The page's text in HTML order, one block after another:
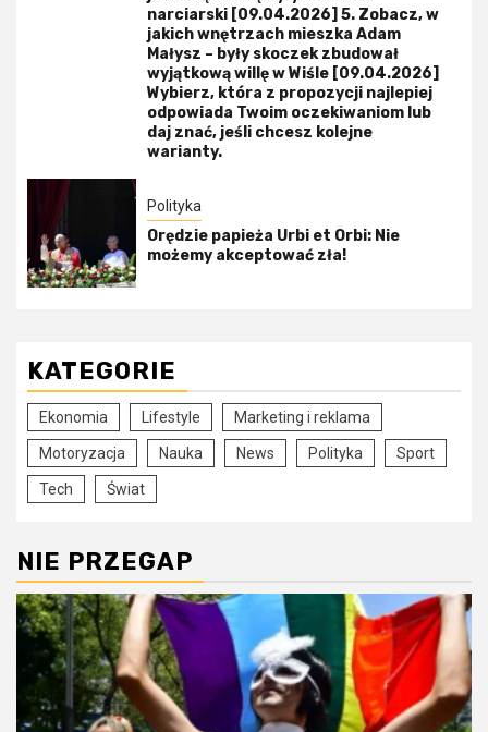
narciarski [09.04.2026] 5. Zobacz, w
jakich wnętrzach mieszka Adam
Małysz – były skoczek zbudował
wyjątkową willę w Wiśle [09.04.2026]
Wybierz, która z propozycji najlepiej
odpowiada Twoim oczekiwaniom lub
daj znać, jeśli chcesz kolejne
warianty.
Polityka
Orędzie papieża Urbi et Orbi: Nie
możemy akceptować zła!
KATEGORIE
Ekonomia Lifestyle Marketing i reklama
Motoryzacja Nauka News Polityka Sport
Tech Świat
NIE PRZEGAP